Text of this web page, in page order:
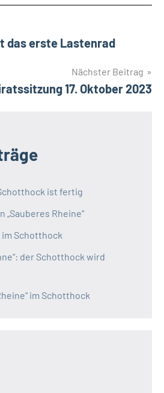
das erste Lastenrad
Nächster Beitrag
17. Oktober 2023
ist fertig
„Sauberes Rheine“
Schotthock
der Schotthock wird
im Schotthock